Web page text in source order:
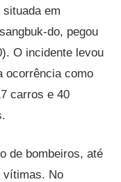
em
do, pegou
O incidente levou
ocorrência como
carros e 40
de bombeiros, até
vítimas. No